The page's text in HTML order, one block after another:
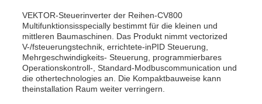
VEKTOR-Steuerinverter der Reihen-CV800
Multifunktionsisspecially bestimmt für die kleinen und
mittleren Baumaschinen. Das Produkt nimmt vectorized
V-/fsteuerungstechnik, errichtete-inPID Steuerung,
Mehrgeschwindigkeits- Steuerung, programmierbares
Operationskontroll-, Standard-Modbuscommunication und
die othertechnologies an. Die Kompaktbauweise kann
theinstallation Raum weiter verringern.